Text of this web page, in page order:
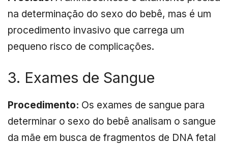
na determinação do sexo do bebê, mas é um
procedimento invasivo que carrega um
pequeno risco de complicações.
3. Exames de Sangue
Procedimento: Os exames de sangue para
determinar o sexo do bebê analisam o sangue
da mãe em busca de fragmentos de DNA fetal